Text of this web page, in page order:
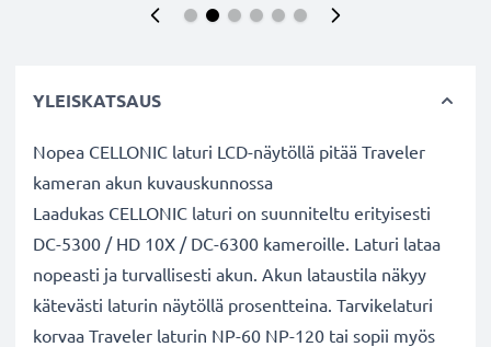
YLEISKATSAUS
Nopea CELLONIC laturi LCD-näytöllä pitää Traveler
kameran akun kuvauskunnossa
Laadukas CELLONIC laturi on suunniteltu erityisesti
DC-5300 / HD 10X / DC-6300 kameroille. Laturi lataa
nopeasti ja turvallisesti akun. Akun lataustila näkyy
kätevästi laturin näytöllä prosentteina. Tarvikelaturi
korvaa Traveler laturin NP-60 NP-120 tai sopii myös